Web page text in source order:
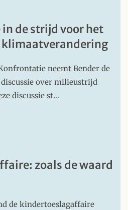
de strijd voor het
klimaatverandering
neemt Bender de
discussie over milieustrijd
discussie st…
zoals de waard
de kindertoeslagaffaire